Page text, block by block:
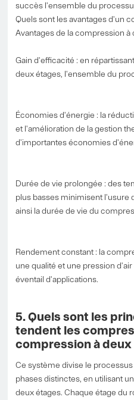
succès l'ensemble du
Quels sont les avantages d'un
Avantages de la compression à
Gain d'efficacité : en
deux étages, l'ensemble du
Économies d'énergie : la
et l'amélioration de la gestion
d'importantes économies
Durée de vie prolongée : des
plus basses minimisent l'usure
ainsi la durée de vie du
Rendement constant : la
une qualité et une pression
éventail d'applications.
5. Quels sont les
tendent les
compression à deux
Ce système divise le
phases distinctes, en utilisant
deux étages. Chaque étage du